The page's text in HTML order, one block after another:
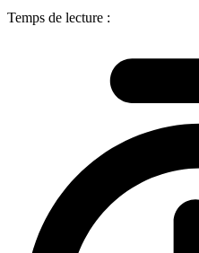
Temps de lecture :